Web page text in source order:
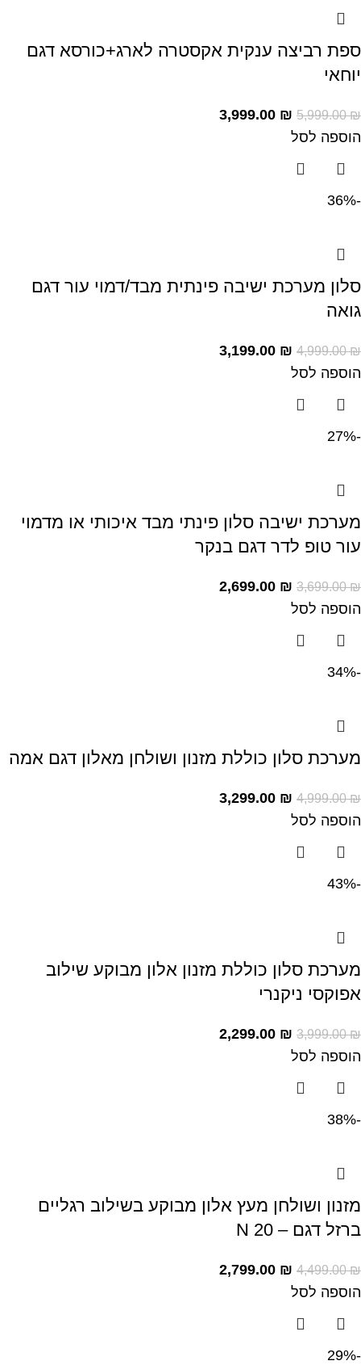
ספת רביצה ענקית אקסטרה לארג+כורסא דגם
יוחאי
5,999.00₪
3,999.00 ₪
הוספה לסל
-36%
סלון מערכת ישיבה פינתית מבד/דמוי עור דגם
גואה
4,999.00₪
3,199.00 ₪
הוספה לסל
-27%
מערכת ישיבה סלון פינתי מבד איכותי או מדמוי
עור טופ לדר דגם בנקר
3,699.00₪
2,699.00 ₪
הוספה לסל
-34%
מערכת סלון כוללת מזנון ושולחן מאלון דגם אמה
4,999.00₪
3,299.00 ₪
הוספה לסל
-43%
מערכת סלון כוללת מזנון אלון מבוקע שילוב
אפוקסי ניקנרי
3,999.00₪
2,299.00 ₪
הוספה לסל
-38%
מזנון ושולחן מעץ אלון מבוקע בשילוב רגליים
ברזל דגם – N 20
4,499.00₪
2,799.00 ₪
הוספה לסל
-29%